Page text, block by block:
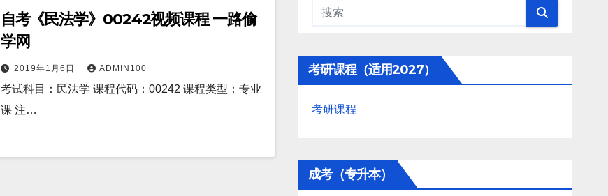
自考《民法学》00242视频课程 一路偷
学网
2019年1月6日 ADMIN100
考试科目：民法学 课程代码：00242 课程类型：专业
课 注…
考研课程（适用2027）
考研课程
成考（专升本）